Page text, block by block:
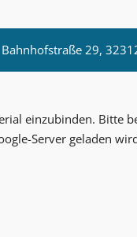
Bahnhofstraße 29,
einzubinden. Bitte
Server geladen